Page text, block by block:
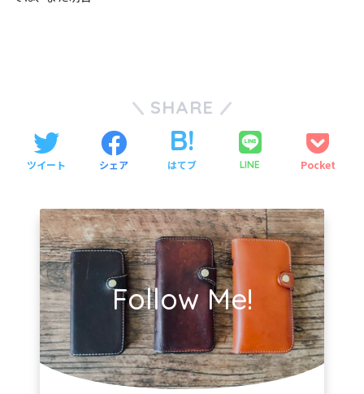
SHARE
ツイート シェア はてブ LINE Pocket
Follow Me!